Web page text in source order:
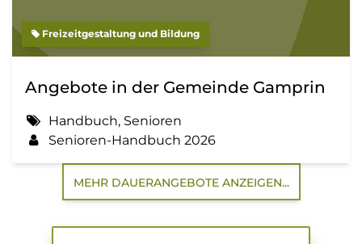
Freizeitgestaltung und Bildung
Angebote in der Gemeinde Gamprin
Handbuch, Senioren
Senioren-Handbuch 2026
MEHR DAUERANGEBOTE ANZEIGEN...